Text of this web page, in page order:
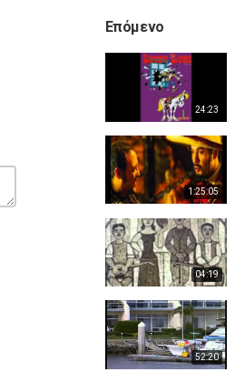
Επόμενο
24:23
1:25:05
04:19
52:20